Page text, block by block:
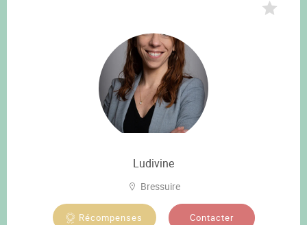
Ludivine
Bressuire
Récompenses Contacter